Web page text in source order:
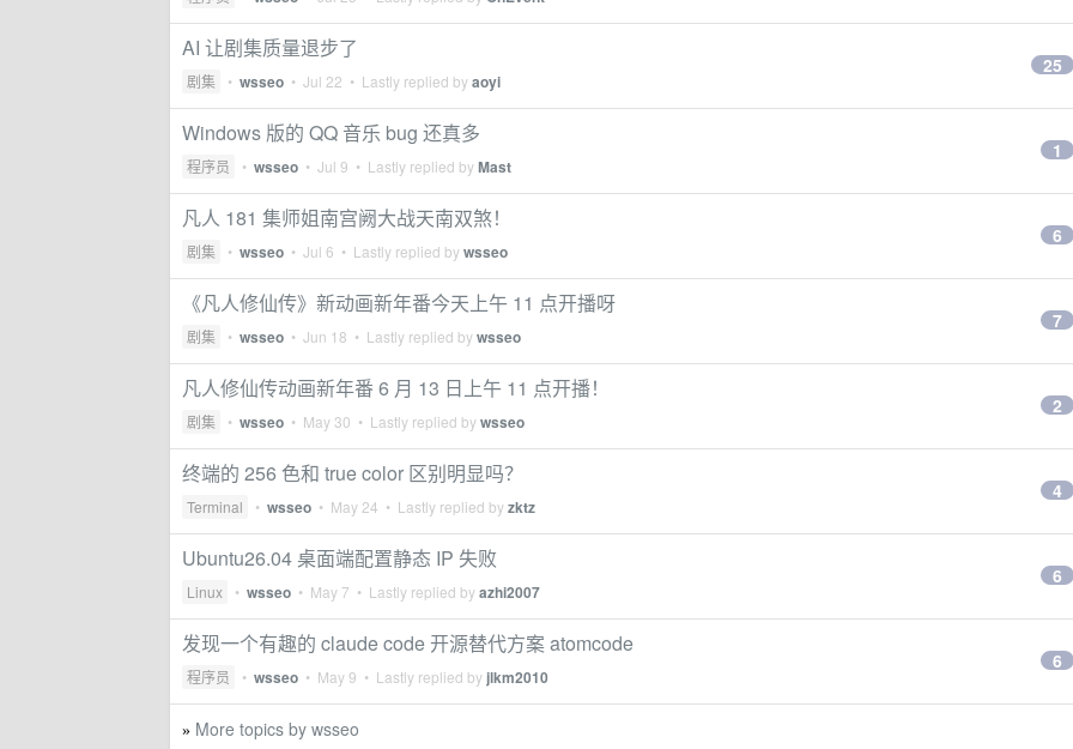
AI 让剧集质量退步了
剧集 • wsseo • Jul 22 • Lastly replied byaoyi
25
Windows 版的 QQ 音乐 bug 还真多
程序员 • wsseo • Jul 9 • Lastly replied byMast
1
凡人 181 集师姐南宫阙大战天南双煞！
剧集 • wsseo • Jul 6 • Lastly replied bywsseo
6
《凡人修仙传》新动画新年番今天上午 11 点开播呀
剧集 • wsseo • Jun 18 • Lastly replied bywsseo
7
凡人修仙传动画新年番 6 月 13 日上午 11 点开播！
剧集 • wsseo • May 30 • Lastly replied bywsseo
2
终端的 256 色和 true color 区别明显吗？
Terminal • wsseo • May 24 • Lastly replied byzktz
4
Ubuntu26.04 桌面端配置静态 IP 失败
Linux • wsseo • May 7 • Lastly replied byazhi2007
6
发现一个有趣的 claude code 开源替代方案 atomcode
程序员 • wsseo • May 9 • Lastly replied by jlkm2010
6
» More topics by wsseo